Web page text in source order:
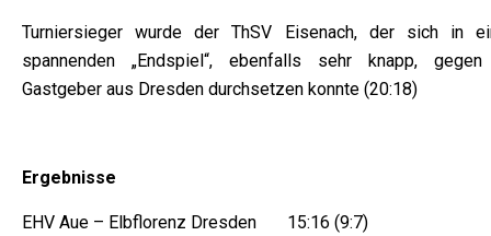
Turniersieger wurde der ThSV Eisenach, der sich in
spannenden „Endspiel“, ebenfalls sehr knapp,
Gastgeber aus Dresden durchsetzen konnte (20:18)
Ergebnisse
EHV Aue – Elbflorenz Dresden 15:16 (9:7)